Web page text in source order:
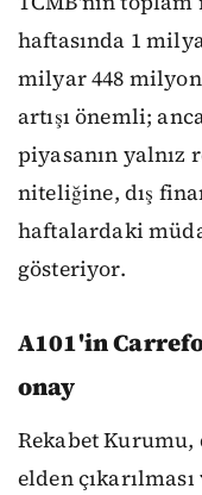
haftasında 1
milyar 448
artışı önemli;
piyasanın yalnız
niteliğine, dış
haftalardaki
gösteriyor.
A101'in
onay
Rekabet Kurumu,
elden